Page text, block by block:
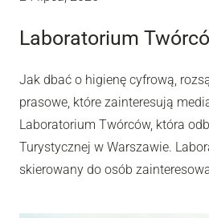
Laboratorium
Jak dbać o higienę cyfrową,
prasowe, które zainteresują
Laboratorium Twórców, która
Turystycznej w Warszawie.
skierowany do osób